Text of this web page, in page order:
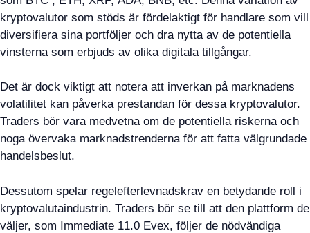
kryptovalutor som stöds är fördelaktigt för handlare som vill
diversifiera sina portföljer och dra nytta av de potentiella
vinsterna som erbjuds av olika digitala tillgångar.
Det är dock viktigt att notera att inverkan på marknadens
volatilitet kan påverka prestandan för dessa kryptovalutor.
Traders bör vara medvetna om de potentiella riskerna och
noga övervaka marknadstrenderna för att fatta välgrundade
handelsbeslut.
Dessutom spelar regelefterlevnadskrav en betydande roll i
kryptovalutaindustrin. Traders bör se till att den plattform de
väljer, som Immediate 11.0 Evex, följer de nödvändiga